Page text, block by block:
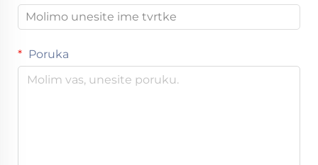
Poruka